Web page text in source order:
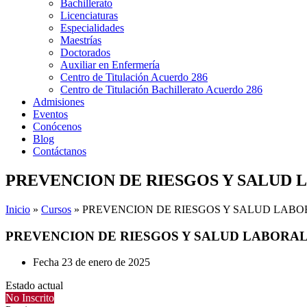
Bachillerato
Licenciaturas
Especialidades
Maestrías
Doctorados
Auxiliar en Enfermería
Centro de Titulación Acuerdo 286
Centro de Titulación Bachillerato Acuerdo 286
Admisiones
Eventos
Conócenos
Blog
Contáctanos
PREVENCION DE RIESGOS Y SALUD
Inicio » Cursos » PREVENCION DE RIESGOS Y SALUD
PREVENCION DE RIESGOS Y SALUD LABORAL
Fecha 23 de enero de 2025
Estado actual
No Inscrito